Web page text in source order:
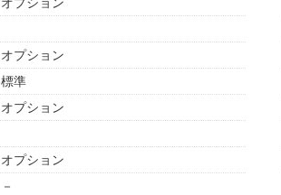
オプション
オプション
標準
オプション
オプション
－